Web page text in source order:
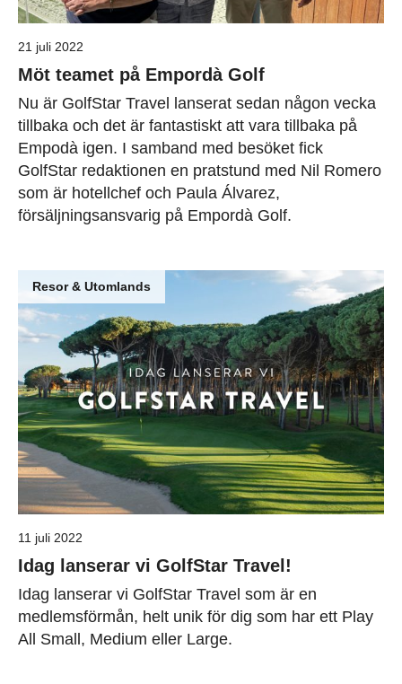
21 juli 2022
Möt teamet på Empordà Golf
Nu är GolfStar Travel lanserat sedan någon vecka
tillbaka och det är fantastiskt att vara tillbaka på
Empodà igen. I samband med besöket fick
GolfStar redaktionen en pratstund med Nil Romero
som är hotellchef och Paula Álvarez,
försäljningsansvarig på Empordà Golf.
Resor & Utomlands
11 juli 2022
Idag lanserar vi GolfStar Travel!
Idag lanserar vi GolfStar Travel som är en
medlemsförmån, helt unik för dig som har ett Play
All Small, Medium eller Large.